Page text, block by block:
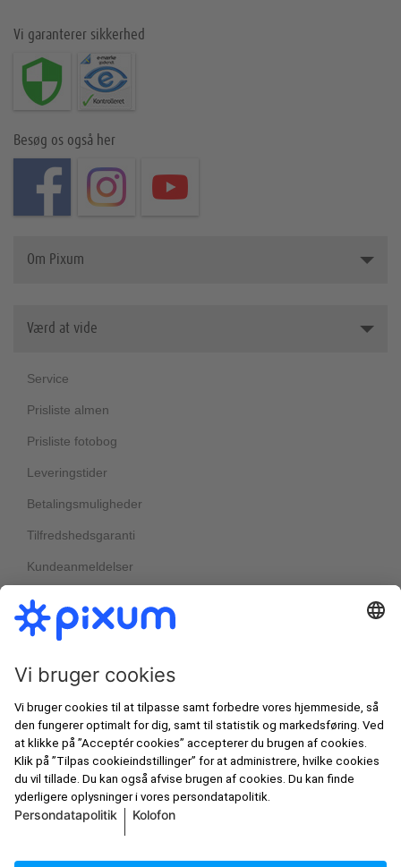
Vi garanterer sikkerhed
Besøg os også her
Om Pixum
Partnerskaber
Bæredygtighed
Velgørenhed
Værd at vide
Service
Prisliste almen
Prisliste fotobog
Leveringstider
Betalingsmuligheder
Tilfredshedsgaranti
Kundeanmeldelser
Nyheder & kampagner
Bedst i test
Pixums velkomstrabatter
artboxONE
Alle priser er angivet inkl. moms og ekskl.
forsendelsesomkostninger, jf. vores prisliste.
Kolofon Betingelser og vilkår Persondatapolitik